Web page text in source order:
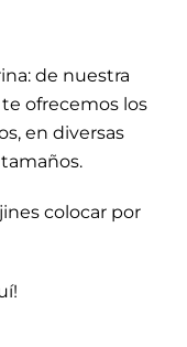
de nuestra
te ofrecemos los
en diversas
colocar por